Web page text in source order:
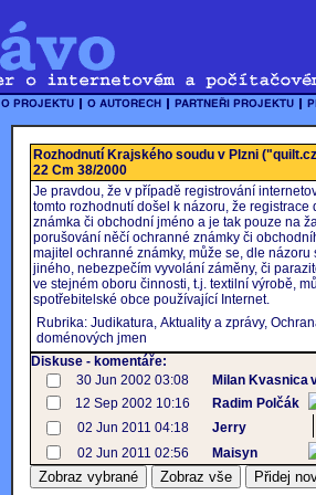
Rozhodnutí Krajského soudu v Plzni
22 Cm 38/2000
Je pravdou, že v případě registrování
tomto rozhodnutí došel k názoru, že
známka či obchodní jméno a je tak pouze na
porušování něčí ochranné známky či
majitel ochranné známky, může se, dle
jiného, nebezpečím vyvolání záměny, či
ve stejném oboru činnosti, t.j. textilní výrobě,
spotřebitelské obce používající Internet.
Rubrika: Judikatura, Aktuality a zprávy,
doménových jmen
Diskuse - komentáře:
30 Jun 2002 03:08
Milan Kvasnica
12 Sep 2002 10:16
Radim Polčák
02 Jun 2011 04:18 Jerry
02 Jun 2011 02:56 Maisyn